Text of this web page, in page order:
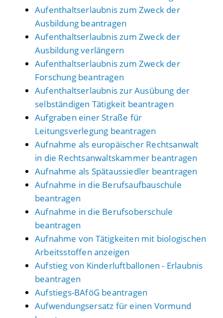
Aufenthaltserlaubnis zum Zweck der
Ausbildung beantragen
Aufenthaltserlaubnis zum Zweck der
Ausbildung verlängern
Aufenthaltserlaubnis zum Zweck der
Forschung beantragen
Aufenthaltserlaubnis zur Ausübung der
selbständigen Tätigkeit beantragen
Aufgraben einer Straße für
Leitungsverlegung beantragen
Aufnahme als europäischer Rechtsanwalt
in die Rechtsanwaltskammer beantragen
Aufnahme als Spätaussiedler beantragen
Aufnahme in die Berufsaufbauschule
beantragen
Aufnahme in die Berufsoberschule
beantragen
Aufnahme von Tätigkeiten mit biologischen
Arbeitsstoffen anzeigen
Aufstieg von Kinderluftballonen - Erlaubnis
beantragen
Aufstiegs-BAföG beantragen
Aufwendungsersatz für einen Vormund